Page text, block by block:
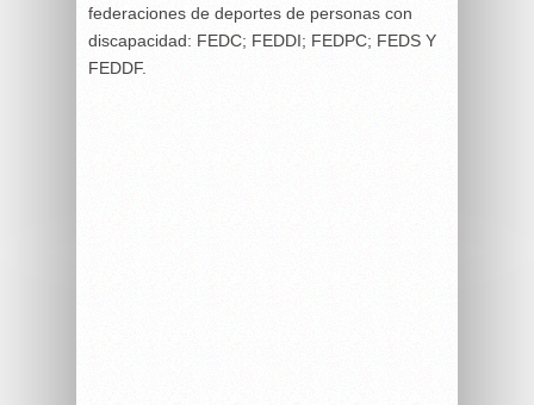
federaciones de deportes de personas con
discapacidad: FEDC; FEDDI; FEDPC; FEDS Y
FEDDF.